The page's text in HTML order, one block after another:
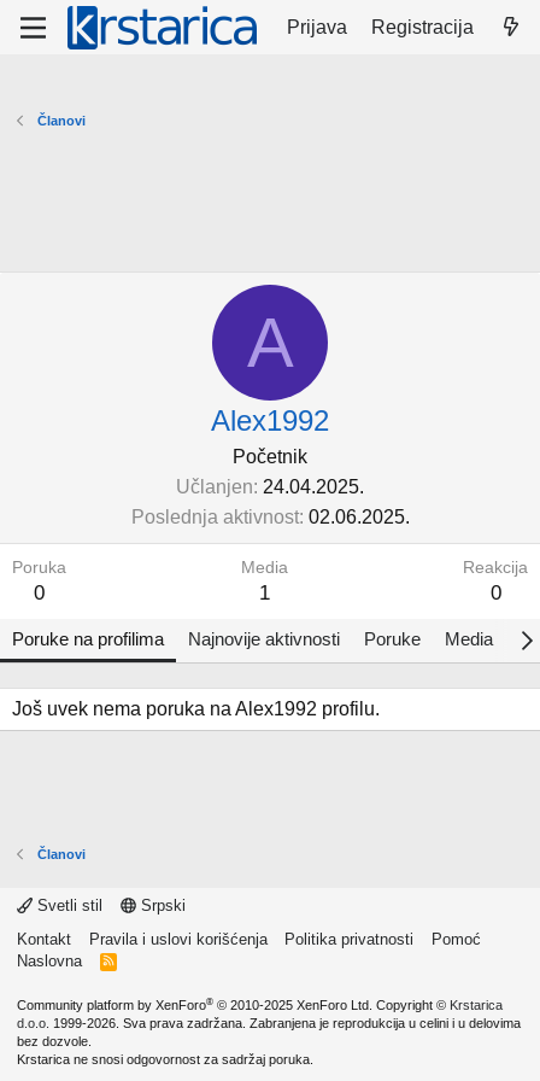
Prijava Registracija
Članovi
A
Alex1992
Početnik
Učlanjen 24.04.2025.
Poslednja aktivnost 02.06.2025.
Poruka
0
Media
1
Reakcija
0
Poruke na profilima Najnovije aktivnosti Poruke Media
Još uvek nema poruka na Alex1992 profilu.
Članovi
Svetli stil
Srpski
Kontakt
Pravila i uslovi korišćenja Politika privatnosti
Pomoć
Naslovna
R
Community platform by XenForo® © 2010-2025 XenForo Ltd. Copyright © Krstarica
d.o.o. 1999-2026. Sva prava zadržana. Zabranjena je reprodukcija u celini i u delovima
bez dozvole.
Krstarica ne snosi odgovornost za sadržaj poruka.